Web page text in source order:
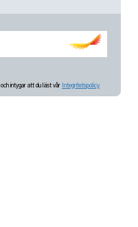
och intygar att du läst vår Integritetspolicy.